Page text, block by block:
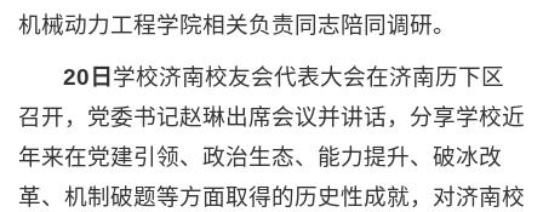
机械动力工程学院相关负责同志陪同调研。
20日 学校济南校友会代表大会在济南历下区
召开，党委书记赵琳出席会议并讲话，分享学校近
年来在党建引领、政治生态、能力提升、破冰改
革、机制破题等方面取得的历史性成就，对济南校